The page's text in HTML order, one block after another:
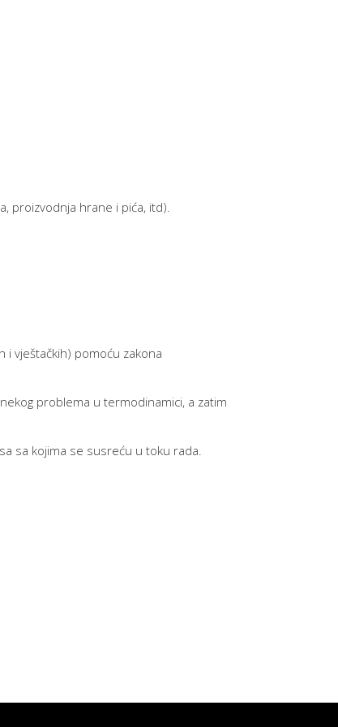
proizvodnja hrane i pića, itd).
vještačkih) pomoću zakona
problema u termodinamici, a zatim
sa kojima se susreću u toku rada.